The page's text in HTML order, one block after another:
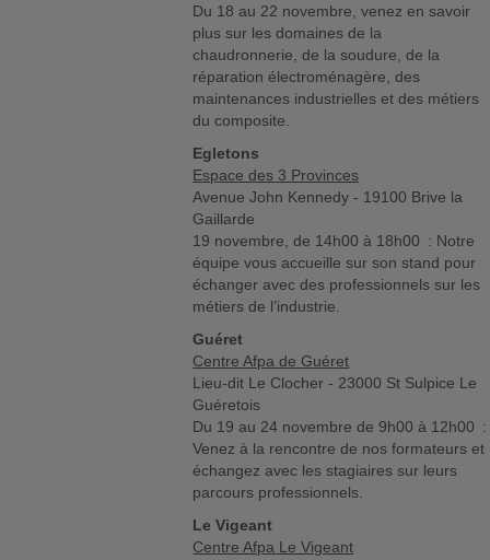
Du 18 au 22 novembre, venez en savoir
plus sur les domaines de la
chaudronnerie, de la soudure, de la
réparation électroménagère, des
maintenances industrielles et des métiers
du composite.
Egletons
Espace des 3 Provinces
Avenue John Kennedy - 19100 Brive la
Gaillarde
19 novembre, de 14h00 à 18h00 : Notre
équipe vous accueille sur son stand pour
échanger avec des professionnels sur les
métiers de l’industrie.
Guéret
Centre Afpa de Guéret
Lieu-dit Le Clocher - 23000 St Sulpice Le
Guéretois
Du 19 au 24 novembre de 9h00 à 12h00 :
Venez à la rencontre de nos formateurs et
échangez avec les stagiaires sur leurs
parcours professionnels.
Le Vigeant
Centre Afpa Le Vigeant